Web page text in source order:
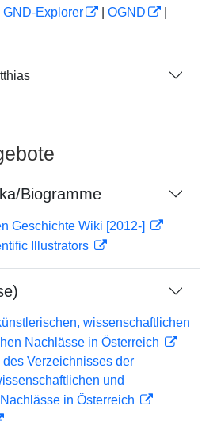
GND-Explorer OGND
Biogramme
Geschichte Wiki [2012-]
Illustrators
wissenschaftlichen
Nachlässe in Österreich
Verzeichnisses der
und
in Österreich